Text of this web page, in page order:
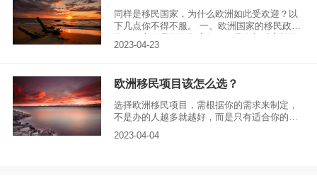
同样是移民国家，为什么欧洲如此受欢迎？以
下几点你不得不服。 一、欧洲国家的移民政
条件下，更能获得欧洲国家的永居身份，比如
的。 二、相比于传统移民国家，欧洲大部分都
是没有移民监的，不仅免签100多个国家，还能
在欧盟境内自由畅行，同时子女也能接受优质
的欧洲教育，享受当地的社会福利。
2023-04-23
欧洲移民项目该怎么选？
选择欧洲移民项目，需根据你的需求来制定，
不是办的人越多就越好，而是只有适合你的才
买房移民项目。
2023-04-04